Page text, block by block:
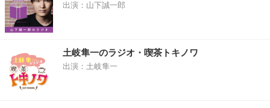
出演：山下誠一郎
土岐隼一のラジオ・喫茶トキノワ
出演：土岐隼一